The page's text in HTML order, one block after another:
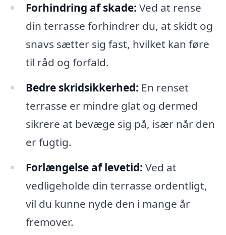
Forhindring af skade: Ved at rense
din terrasse forhindrer du, at skidt og
snavs sætter sig fast, hvilket kan føre
til råd og forfald.
Bedre skridsikkerhed: En renset
terrasse er mindre glat og dermed
sikrere at bevæge sig på, især når den
er fugtig.
Forlængelse af levetid: Ved at
vedligeholde din terrasse ordentligt,
vil du kunne nyde den i mange år
fremover.